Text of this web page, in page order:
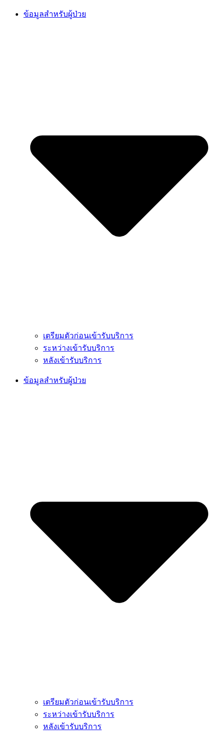
Skip
ข้อมูลสำหรับผู้ป่วย
เตรียมตัวก่อนเข้ารับบริการ
ระหว่างเข้ารับบริการ
หลังเข้ารับบริการ
ข้อมูลสำหรับผู้ป่วย
เตรียมตัวก่อนเข้ารับบริการ
ระหว่างเข้ารับบริการ
หลังเข้ารับบริการ